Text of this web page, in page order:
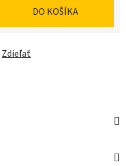
DO KOŠÍKA
Zdieľať